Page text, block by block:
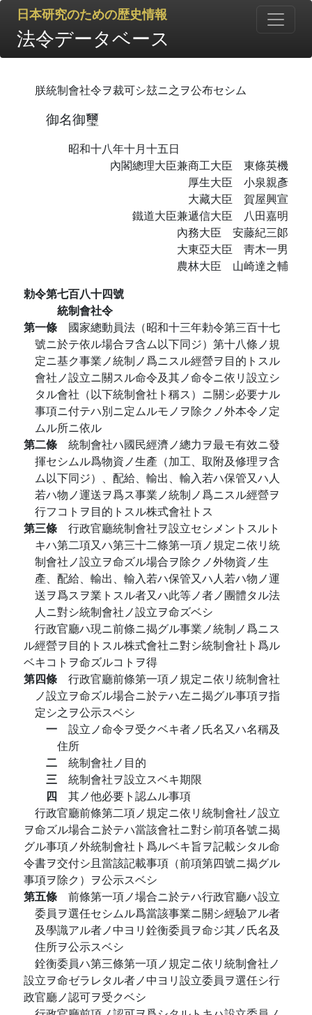
日本研究のための歴史情報
法令データベース
朕統制會社令ヲ裁可シ玆ニ之ヲ公布セシム
御名御璽
昭和十八年十月十五日
內閣總理大臣兼商工大臣 東條英機
厚生大臣 小泉親彥
大藏大臣 賀屋興宣
鐵道大臣兼遞信大臣 八田嘉明
內務大臣 安藤紀三郞
大東亞大臣 靑木一男
農林大臣 山崎達之輔
勅令第七百八十四號
統制會社令
第一條 國家總動員法（昭和十三年勅令第三百十七
號ニ於テ依ル場合ヲ含ム以下同ジ）第十八條ノ規
定ニ基ク事業ノ統制ノ爲ニスル經營ヲ目的トスル
會社ノ設立ニ關スル命令及其ノ命令ニ依リ設立シ
タル會社（以下統制會社ト稱ス）ニ關シ必要ナル
事項ニ付テハ別ニ定ムルモノヲ除クノ外本令ノ定
ムル所ニ依ル
第二條 統制會社ハ國民經濟ノ總力ヲ最モ有效ニ發
揮セシムル爲物資ノ生產（加工、取附及修理ヲ含
ム以下同ジ）、配給、輸出、輸入若ハ保管又ハ人
若ハ物ノ運送ヲ爲ス事業ノ統制ノ爲ニスル經營ヲ
行フコトヲ目的トスル株式會社トス
第三條 行政官廳統制會社ヲ設立セシメントスルト
キハ第二項又ハ第三十二條第一項ノ規定ニ依リ統
制會社ノ設立ヲ命ズル場合ヲ除クノ外物資ノ生
產、配給、輸出、輸入若ハ保管又ハ人若ハ物ノ運
送ヲ爲スヲ業トスル者又ハ此等ノ者ノ團體タル法
人ニ對シ統制會社ノ設立ヲ命ズベシ
行政官廳ハ現ニ前條ニ揭グル事業ノ統制ノ爲ニス
ル經營ヲ目的トスル株式會社ニ對シ統制會社ト爲ル
ベキコトヲ命ズルコトヲ得
第四條 行政官廳前條第一項ノ規定ニ依リ統制會社
ノ設立ヲ命ズル場合ニ於テハ左ニ揭グル事項ヲ指
定シ之ヲ公示スベシ
一 設立ノ命令ヲ受クベキ者ノ氏名又ハ名稱及
住所
二 統制會社ノ目的
三 統制會社ヲ設立スベキ期限
四 其ノ他必要ト認ムル事項
行政官廳前條第二項ノ規定ニ依リ統制會社ノ設立
ヲ命ズル場合ニ於テハ當該會社ニ對シ前項各號ニ揭
グル事項ノ外統制會社ト爲ルベキ旨ヲ記載シタル命
令書ヲ交付シ且當該記載事項（前項第四號ニ揭グル
事項ヲ除ク）ヲ公示スベシ
第五條 前條第一項ノ場合ニ於テハ行政官廳ハ設立
委員ヲ選任セシムル爲當該事業ニ關シ經驗アル者
及學識アル者ノ中ヨリ銓衡委員ヲ命ジ其ノ氏名及
住所ヲ公示スベシ
銓衡委員ハ第三條第一項ノ規定ニ依リ統制會社ノ
設立ヲ命ゼラレタル者ノ中ヨリ設立委員ヲ選任シ行
政官廳ノ認可ヲ受クベシ